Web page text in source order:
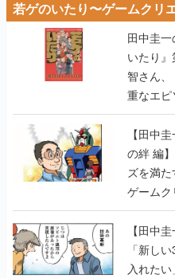
若ゲのいたり〜ゲームクリ
田中圭
いたり
智さん
重なエ
【田中圭
の絆 編
ズを満
ゲームク
【若ゲ
【田中
「新し
入れた